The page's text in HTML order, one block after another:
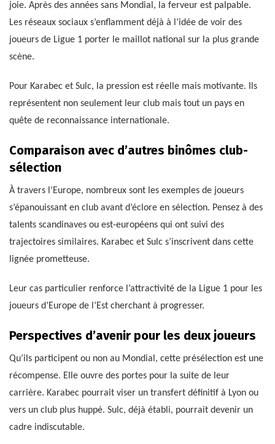
joie. Après des années sans Mondial, la ferveur est palpable.
Les réseaux sociaux s’enflamment déjà à l’idée de voir des
joueurs de Ligue 1 porter le maillot national sur la plus grande
scène.
Pour Karabec et Sulc, la pression est réelle mais motivante. Ils
représentent non seulement leur club mais tout un pays en
quête de reconnaissance internationale.
Comparaison avec d’autres binômes club-
sélection
À travers l’Europe, nombreux sont les exemples de joueurs
s’épanouissant en club avant d’éclore en sélection. Pensez à des
talents scandinaves ou est-européens qui ont suivi des
trajectoires similaires. Karabec et Sulc s’inscrivent dans cette
lignée prometteuse.
Leur cas particulier renforce l’attractivité de la Ligue 1 pour les
joueurs d’Europe de l’Est cherchant à progresser.
Perspectives d’avenir pour les deux joueurs
Qu’ils participent ou non au Mondial, cette présélection est une
récompense. Elle ouvre des portes pour la suite de leur
carrière. Karabec pourrait viser un transfert définitif à Lyon ou
vers un club plus huppé. Sulc, déjà établi, pourrait devenir un
cadre indiscutable.